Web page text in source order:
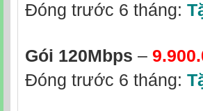
Đóng trước 6 tháng:
Gói 120Mbps –
Đóng trước 6 tháng: